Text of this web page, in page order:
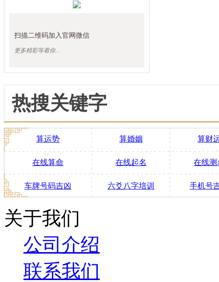
扫描二维码加入官网微信
更多精彩等着你...
热搜关键字
算运势 算婚姻 算财
在线算命 在线起名 在线测
车牌号码吉凶 六爻八字培训 手机号
关于我们
公司介绍
联系我们